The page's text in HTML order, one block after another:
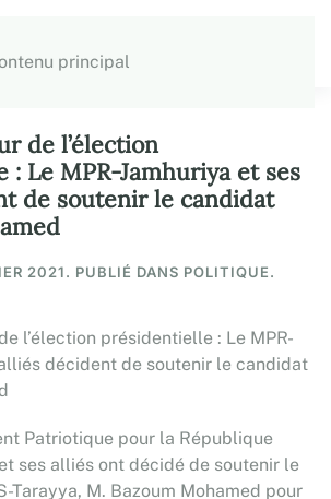
principal
de l’élection
Le MPR-Jamhuriya et ses
de soutenir le candidat
2021. PUBLIÉ DANS POLITIQUE.
Patriotique pour la République
ses alliés ont décidé de soutenir le
Tarayya, M. Bazoum Mohamed pour